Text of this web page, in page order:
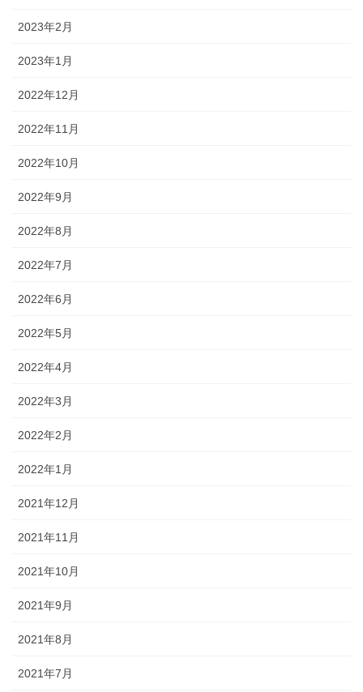
2023年2月
2023年1月
2022年12月
2022年11月
2022年10月
2022年9月
2022年8月
2022年7月
2022年6月
2022年5月
2022年4月
2022年3月
2022年2月
2022年1月
2021年12月
2021年11月
2021年10月
2021年9月
2021年8月
2021年7月